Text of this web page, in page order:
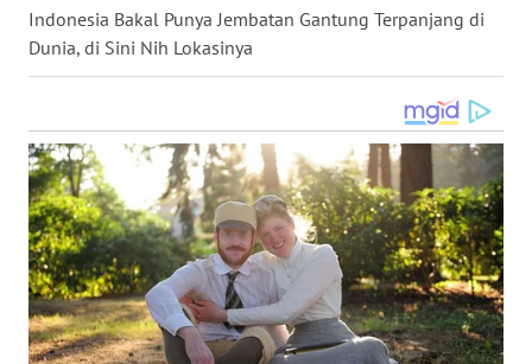
Indonesia Bakal Punya Jembatan Gantung Terpanjang di
Dunia, di Sini Nih Lokasinya
WN
KALTARA
KALSEL
WN
KALTIM
WN
SULSEL